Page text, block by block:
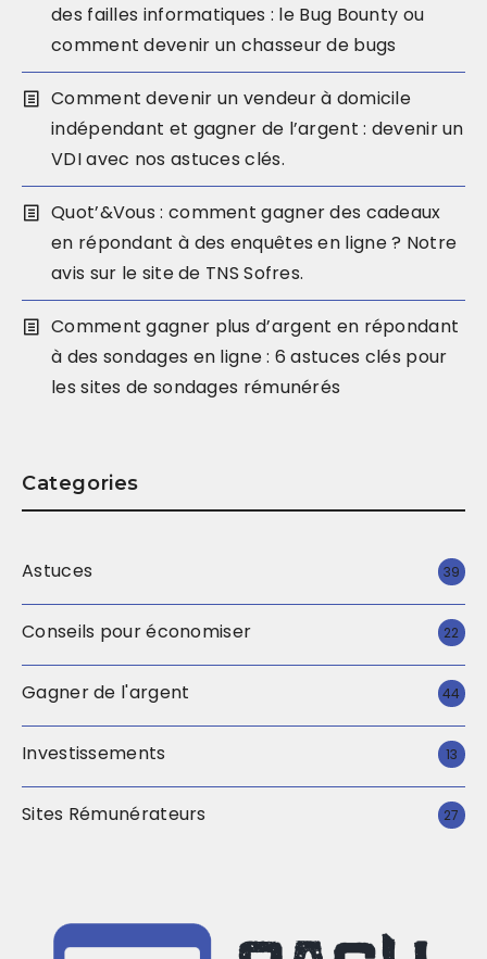
des failles informatiques : le Bug Bounty ou
comment devenir un chasseur de bugs
Comment devenir un vendeur à domicile
indépendant et gagner de l’argent : devenir un
VDI avec nos astuces clés.
Quot’&Vous : comment gagner des cadeaux
en répondant à des enquêtes en ligne ? Notre
avis sur le site de TNS Sofres.
Comment gagner plus d’argent en répondant
à des sondages en ligne : 6 astuces clés pour
les sites de sondages rémunérés
Categories
Astuces 39
Conseils pour économiser 22
Gagner de l'argent 44
Investissements 13
Sites Rémunérateurs 27